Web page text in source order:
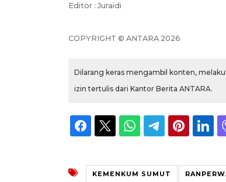
Editor : Juraidi
COPYRIGHT © ANTARA 2026
Dilarang keras mengambil konten,
izin tertulis dari Kantor Berita ANTARA.
KEMENKUM SUMUT